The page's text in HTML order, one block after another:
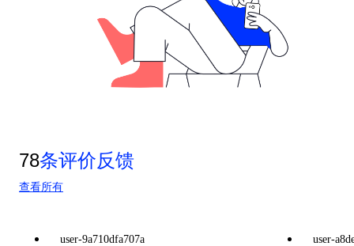
78条评价反馈
查看所有
user-9a710dfa707a user-